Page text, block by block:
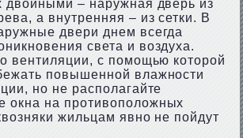
двойными – наружная дверь из
а внутренняя – из сетки. В
двери днем всегда
света и воздуха.
о вентиляции, с помощью которой
повышенной влажности
но не располагайте
окна на противоположных
жильцам явно не пойдут